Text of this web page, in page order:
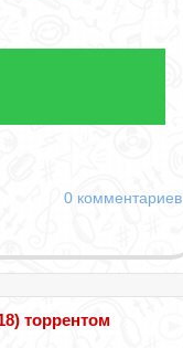
0 комментариев
торрентом